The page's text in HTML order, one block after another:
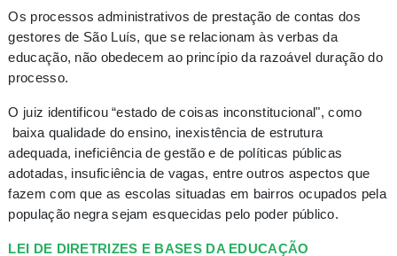
Os processos administrativos de prestação de contas dos
gestores de São Luís, que se relacionam às verbas da
educação, não obedecem ao princípio da razoável duração do
processo.
O juiz identificou “estado de coisas inconstitucional", como
baixa qualidade do ensino, inexistência de estrutura
adequada, ineficiência de gestão e de políticas públicas
adotadas, insuficiência de vagas, entre outros aspectos que
fazem com que as escolas situadas em bairros ocupados pela
população negra sejam esquecidas pelo poder público.
LEI DE DIRETRIZES E BASES DA EDUCAÇÃO